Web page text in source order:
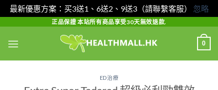
最新優惠方案：买3送1、6送2、9送3（請聯繫客服） 忽略
content
正品保證 本站所有商品享受30天無效退款.
0
ED治療